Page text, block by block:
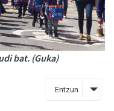
bat. (Guka)
Entzun